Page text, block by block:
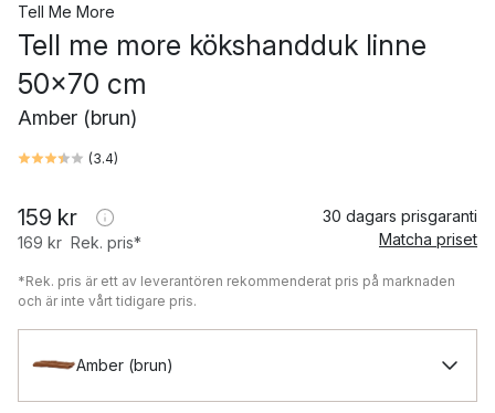
Tell Me More
Tell me more kökshandduk linne
50x70 cm
Amber (brun)
(3.4)
159 kr
169 kr Rek. pris*
30 dagars prisgaranti
Matcha priset
*Rek. pris är ett av leverantören rekommenderat pris på marknaden
och är inte vårt tidigare pris.
Amber (brun)